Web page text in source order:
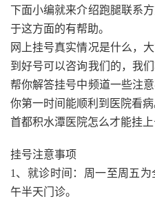
下面小编就来介绍跑腿联系
于这方面的有帮助。
网上挂号真实情况是什么，
到好号可以咨询我们的，我
帮你解答挂号中频道一些注
你第一时间能顺利到医院看病
首都积水潭医院怎么才能挂上
挂号注意事项
1、就诊时间：周一至周五
午半天门诊。